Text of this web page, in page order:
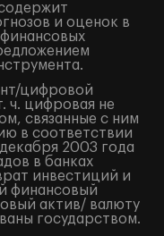
и оценок в
цифровой
ч. цифровая не
связанные с ним
в соответствии
2003 года
в банках
инвестиций и
финансовый
актив/ валюту
государством.